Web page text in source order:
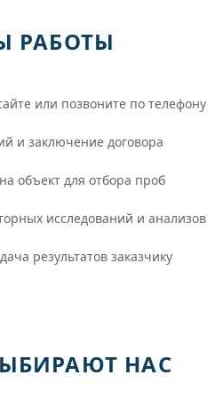
РАБОТЫ
или позвоните по телефону
и заключение договора
объект для отбора проб
исследований и анализов
результатов заказчику
НАС